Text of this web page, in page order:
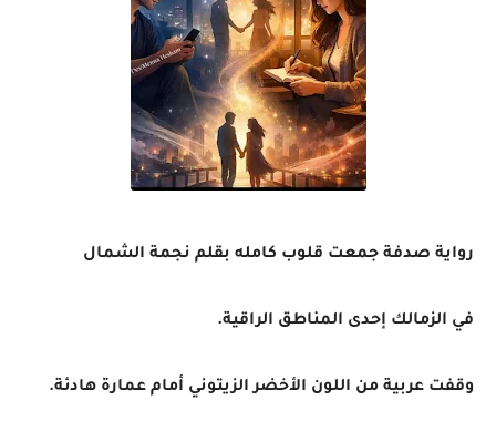
رواية صدفة جمعت قلوب كامله بقلم نجمة الشمال
في الزمالك إحدى المناطق الراقية.
وقفت عربية من اللون الأخضر الزيتوني أمام عمارة هادئة.